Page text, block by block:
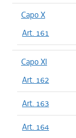
Capo X
Art. 161
Capo XI
Art. 162
Art. 163
Art. 164